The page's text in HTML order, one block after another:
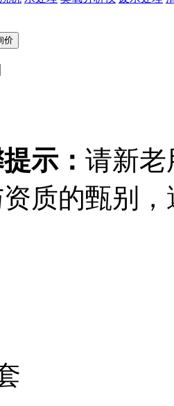
示： 请新老
质的甄别